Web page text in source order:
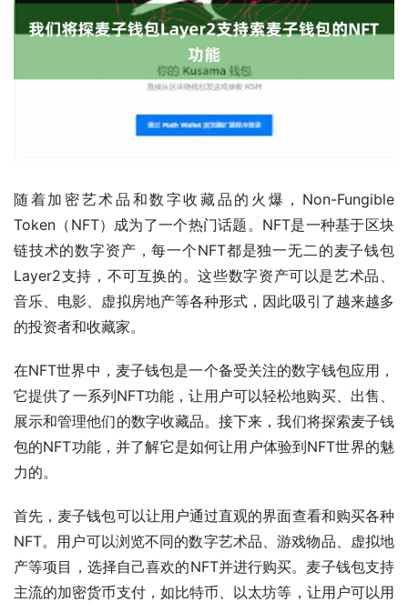
随着加密艺术品和数字收藏品的火爆，Non-Fungible
Token（NFT）成为了一个热门话题。NFT是一种基于区块
链技术的数字资产，每一个NFT都是独一无二的麦子钱包
Layer2支持，不可互换的。这些数字资产可以是艺术品、
音乐、电影、虚拟房地产等各种形式，因此吸引了越来越多
的投资者和收藏家。
在NFT世界中，麦子钱包是一个备受关注的数字钱包应用，
它提供了一系列NFT功能，让用户可以轻松地购买、出售、
展示和管理他们的数字收藏品。接下来，我们将探索麦子钱
包的NFT功能，并了解它是如何让用户体验到NFT世界的魅
力的。
首先，麦子钱包可以让用户通过直观的界面查看和购买各种
NFT。用户可以浏览不同的数字艺术品、游戏物品、虚拟地
产等项目，选择自己喜欢的NFT并进行购买。麦子钱包支持
主流的加密货币支付，如比特币、以太坊等，让用户可以用